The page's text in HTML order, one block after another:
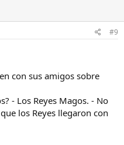
#9
con sus amigos sobre
- Los Reyes Magos. - No
los Reyes llegaron con